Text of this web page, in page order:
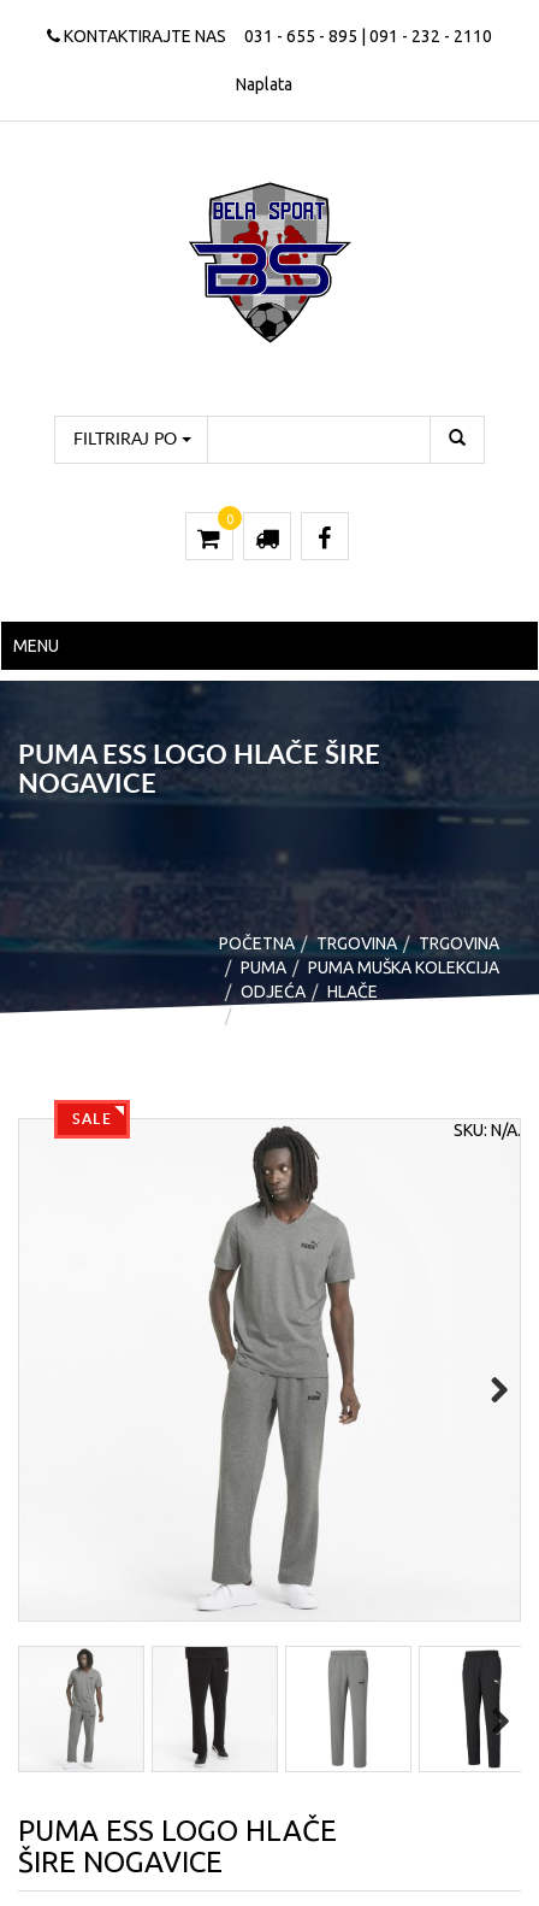
KONTAKTIRAJTE NAS 031 - 655 - 895 | 091 - 232 - 2110
Naplata
FILTRIRAJ PO
0
MENU
PUMA ESS LOGO HLAČE ŠIRE
NOGAVICE
POČETNA TRGOVINA
TRGOVINA
PUMA
PUMA MUŠKA KOLEKCIJA
ODJEĆA
HLAČE
SALE
Next
PUMA ESS LOGO HLAČE
ŠIRE NOGAVICE
SKU: N/A.